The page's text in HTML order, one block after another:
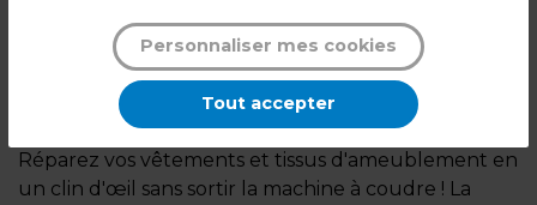
Description
La colle textile résistante au lavage pour
ourlets et réparations sans couture
Réparez vos vêtements et tissus d'ameublement en
un clin d'œil sans sortir la machine à coudre ! La
Personnaliser mes cookies
Tout accepter